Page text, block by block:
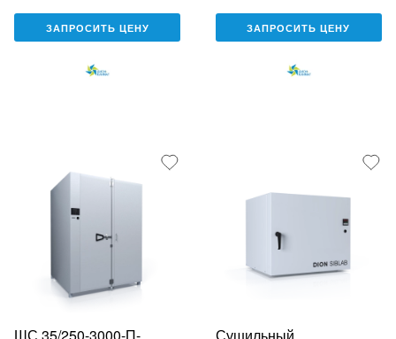
ЗАПРОСИТЬ ЦЕНУ ЗАПРОСИТЬ ЦЕНУ
ШС 35/250-3000-П- Сушильный